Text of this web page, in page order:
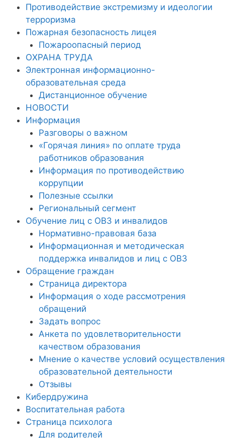
Противодействие экстремизму и идеологии
терроризма
Пожарная безопасность лицея
Пожароопасный период
ОХРАНА ТРУДА
Электронная информационно-
образовательная среда
Дистанционное обучение
НОВОСТИ
Информация
Разговоры о важном
«Горячая линия» по оплате труда
работников образования
Информация по противодействию
коррупции
Полезные ссылки
Региональный сегмент
Обучение лиц с ОВЗ и инвалидов
Нормативно-правовая база
Информационная и методическая
поддержка инвалидов и лиц с ОВЗ
Обращение граждан
Страница директора
Информация о ходе рассмотрения
обращений
Задать вопрос
Анкета по удовлетворительности
качеством образования
Мнение о качестве условий осуществления
образовательной деятельности
Отзывы
Кибердружина
Воспитательная работа
Страница психолога
Для родителей